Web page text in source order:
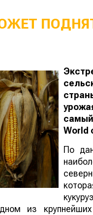
World
По
из